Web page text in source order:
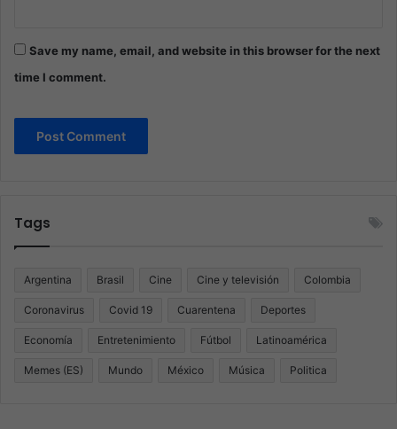
Save my name, email, and website in this browser for the next
time I comment.
Tags
Argentina Brasil Cine Cine y televisión Colombia
Coronavirus Covid 19 Cuarentena Deportes
Economía Entretenimiento Fútbol Latinoamérica
Memes (ES) Mundo México Música Politica